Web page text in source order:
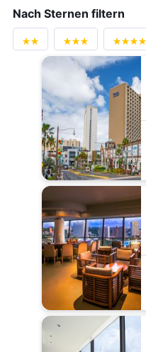
Nach Sternen filtern